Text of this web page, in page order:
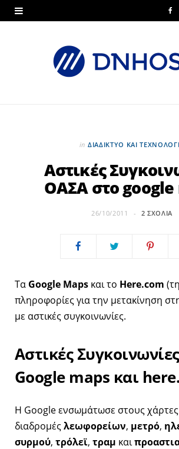
c
in ΔΙΑΔΊΚΤΥΟ ΚΑΙ
Αστικές
ΟΑΣΑ στο google
26/10/2011 2 ΣΧΌΛΙΑ
Tα Google Maps και το Here.com
πληροφορίες για την μετακίνηση
με αστικές συγκοινωνίες.
Αστικές
Google maps και
Η Google ενσωμάτωσε στους χάρτες
διαδρομέςλεωφορείων, μετρό,
συρμού, τρόλεϊ, τραμ και